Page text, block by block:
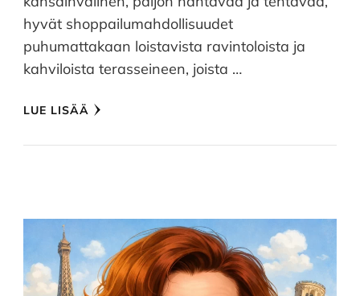
hyvät shoppailumahdollisuudet
puhumattakaan loistavista ravintoloista ja
kahviloista terasseineen, joista …
LUE LISÄÄ